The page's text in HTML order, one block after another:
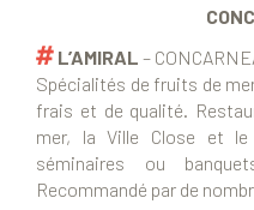
L’AMIRAL –
Spécialités de fruits de
frais et de qualité.
mer, la Ville Close et
séminaires ou
Recommandé par de